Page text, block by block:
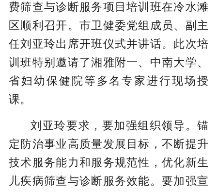
费筛查与诊断服务项目培训班在冷水滩
区顺利召开。市卫健委党组成员、副主
任刘亚玲出席开班仪式并讲话。此次培
训班特别邀请了湘雅附一、中南大学、
省妇幼保健院等多名专家进行现场授
课。
刘亚玲要求，要加强组织领导。锚
定防治事业高质量发展目标，不断提升
技术服务能力和服务规范性，优化新生
儿疾病筛查与诊断服务效能。要加强宣